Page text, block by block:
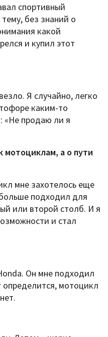
спортивный
без знаний о
какой
и купил этот
Я случайно, легко
каким-то
«Не продаю ли я
мотоциклам, а о пути
мне захотелось еще
подходил для
или второй столб. И я
и стал
Он мне подходил
мотоцикл